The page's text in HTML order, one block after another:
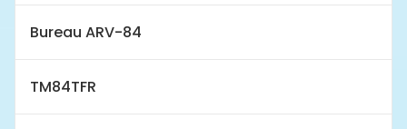
Bureau ARV-84
TM84TFR